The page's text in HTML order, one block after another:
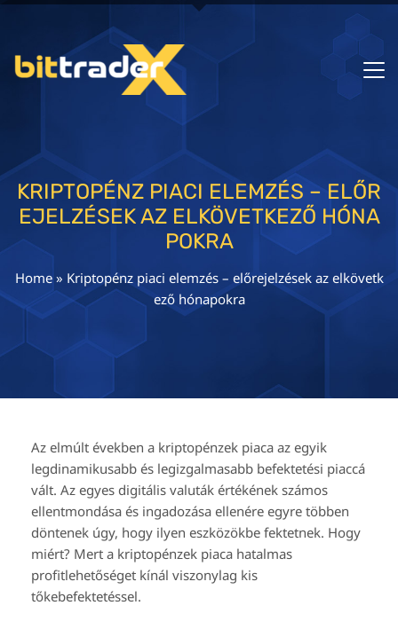
KRIPTOPÉNZ PIACI ELEMZÉS – ELŐR
EJELZÉSEK AZ ELKÖVETKEZŐ HÓNA
POKRA
Home» Kriptopénz piaci elemzés – előrejelzések az elkövetk
ező hónapokra
Az elmúlt években a kriptopénzek piaca az egyik
legdinamikusabb és legizgalmasabb befektetési piaccá
vált. Az egyes digitális valuták értékének számos
ellentmondása és ingadozása ellenére egyre többen
döntenek úgy, hogy ilyen eszközökbe fektetnek. Hogy
miért? Mert a kriptopénzek piaca hatalmas
profitlehetőséget kínál viszonylag kis
tőkebefektetéssel.